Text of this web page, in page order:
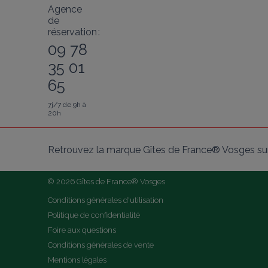
Agence
de
réservation :
09 78
35 01
65
7j/7 de 9h à
20h
Retrouvez la marque Gîtes de France® Vosges
© 2026 Gîtes de France® Vosges
Conditions générales d'utilisation
Politique de confidentialité
Foire aux questions
Conditions générales de vente
Mentions légales